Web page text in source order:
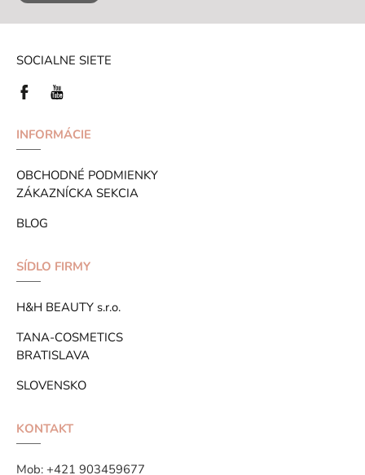
SOCIALNE SIETE
INFORMÁCIE
OBCHODNÉ PODMIENKY
ZÁKAZNÍCKA SEKCIA
BLOG
SÍDLO FIRMY
H&H BEAUTY s.r.o.
TANA-COSMETICS
BRATISLAVA
SLOVENSKO
KONTAKT
Mob: +421 903459677